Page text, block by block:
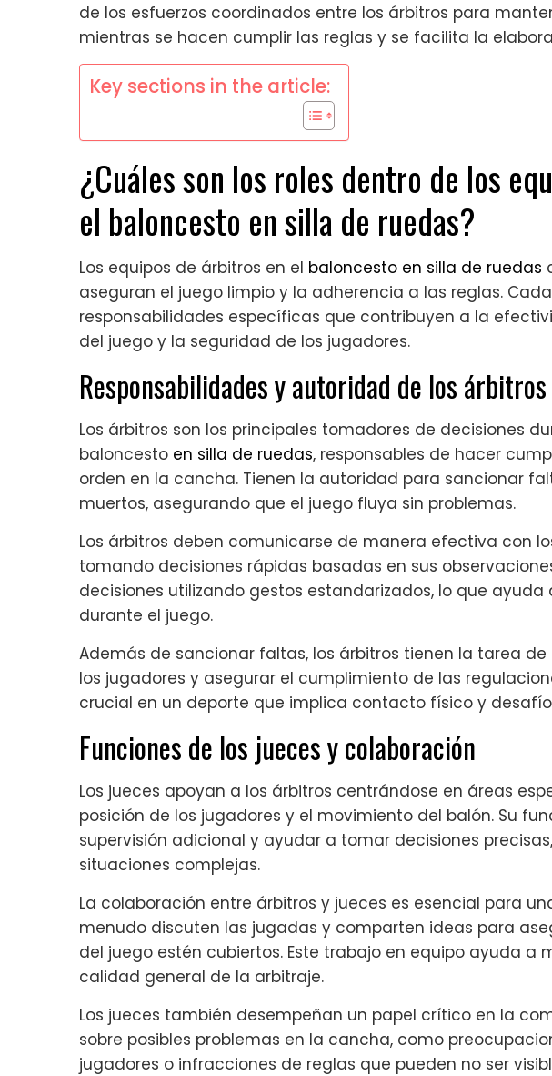
de los esfuerzos coordinados entre los árbitros para
mientras se hacen cumplir las reglas y se facilita la
Key sections in the article:
¿Cuáles son los roles dentro de los
el baloncesto en silla de ruedas?
Los equipos de árbitros en el baloncesto en silla de ruedas
aseguran el juego limpio y la adherencia a las reglas.
responsabilidades específicas que contribuyen a la
del juego y la seguridad de los jugadores.
Responsabilidades y autoridad de los árbitros
Los árbitros son los principales tomadores de decisiones
baloncesto en silla de ruedas, responsables de hacer
orden en la cancha. Tienen la autoridad para sancionar
muertos, asegurando que el juego fluya sin problemas.
Los árbitros deben comunicarse de manera efectiva con
tomando decisiones rápidas basadas en sus
decisiones utilizando gestos estandarizados, lo que
durante el juego.
Además de sancionar faltas, los árbitros tienen la tarea
los jugadores y asegurar el cumplimiento de las
crucial en un deporte que implica contacto físico y
Funciones de los jueces y colaboración
Los jueces apoyan a los árbitros centrándose en áreas
posición de los jugadores y el movimiento del balón. Su
supervisión adicional y ayudar a tomar decisiones
situaciones complejas.
La colaboración entre árbitros y jueces es esencial para
menudo discuten las jugadas y comparten ideas para
del juego estén cubiertos. Este trabajo en equipo ayuda a
calidad general de la arbitraje.
Los jueces también desempeñan un papel crítico en la
sobre posibles problemas en la cancha, como
jugadores o infracciones de reglas que pueden no ser